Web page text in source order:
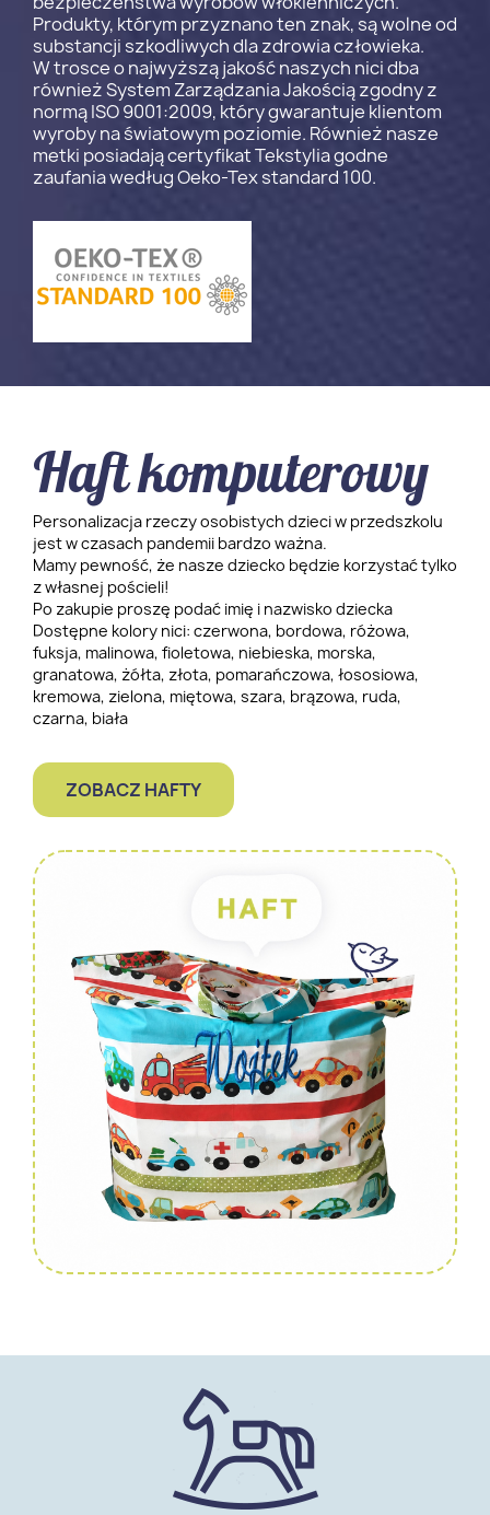
Produkty, którym przyznano ten znak, są wolne od
substancji szkodliwych dla zdrowia człowieka.
W trosce o najwyższą jakość naszych nici dba
również System Zarządzania Jakością zgodny z
normą ISO 9001:2009, który gwarantuje klientom
wyroby na światowym poziomie. Również nasze
metki posiadają certyfikat Tekstylia godne
zaufania według Oeko-Tex standard 100.
Haft komputerowy
Personalizacja rzeczy osobistych dzieci w przedszkolu
jest w czasach pandemii bardzo ważna.
Mamy pewność, że nasze dziecko będzie korzystać tylko
z własnej pościeli!
Po zakupie proszę podać imię i nazwisko dziecka
Dostępne kolory nici: czerwona, bordowa, różowa,
fuksja, malinowa, fioletowa, niebieska, morska,
granatowa, żółta, złota, pomarańczowa, łososiowa,
kremowa, zielona, miętowa, szara, brązowa, ruda,
czarna, biała
ZOBACZ HAFTY